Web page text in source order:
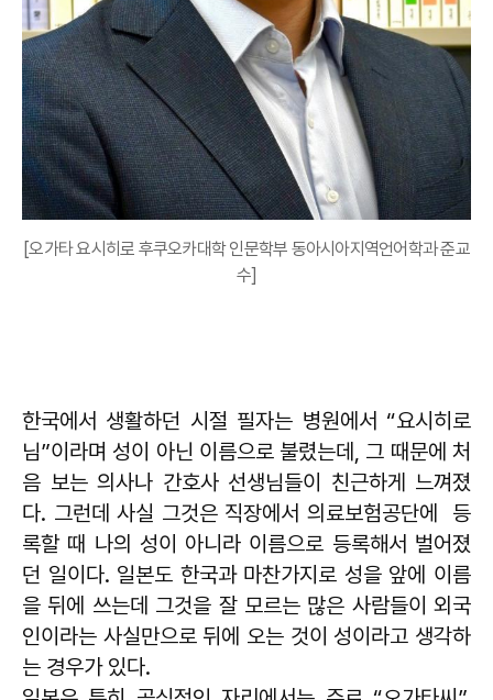
[오가타 요시히로 후쿠오카대학 인문학부 동아시아지역언어학과 준교
수]
한국에서 생활하던 시절 필자는 병원에서 “요시히로
님”이라며 성이 아닌 이름으로 불렸는데, 그 때문에 처
음 보는 의사나 간호사 선생님들이 친근하게 느껴졌
다. 그런데 사실 그것은 직장에서 의료보험공단에 등
록할 때 나의 성이 아니라 이름으로 등록해서 벌어졌
던 일이다. 일본도 한국과 마찬가지로 성을 앞에 이름
을 뒤에 쓰는데 그것을 잘 모르는 많은 사람들이 외국
인이라는 사실만으로 뒤에 오는 것이 성이라고 생각하
는 경우가 있다.